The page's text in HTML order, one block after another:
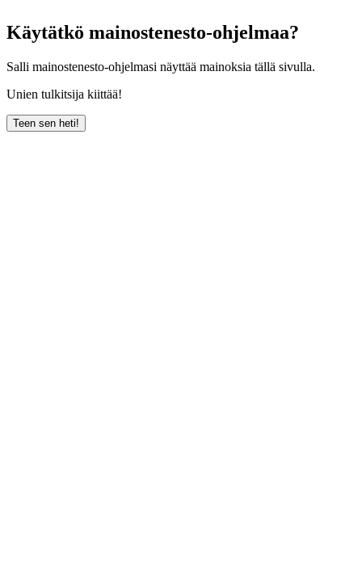
Käytätkö mainostenesto-ohjelmaa?
Salli mainostenesto-ohjelmasi näyttää mainoksia tällä sivulla.
Unien tulkitsija kiittää!
Teen sen heti!